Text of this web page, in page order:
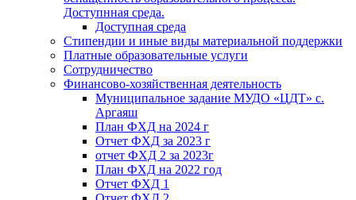
Доступнная среда.
Доступная среда
Стипендии и иные виды материальной поддержки
Платные образовательные услуги
Сотрудничество
Финансово-хозяйственная деятельность
Муниципальное задание МУДО «ЦДТ» с.
Аргаяш
План ФХД на 2024 г
Отчет ФХД за 2023 г
отчет ФХД 2 за 2023г
План ФХД на 2022 год
Отчет ФХД 1